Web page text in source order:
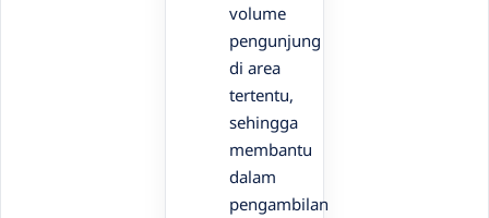
volume
pengunjung
di area
tertentu,
sehingga
membantu
dalam
pengambilan